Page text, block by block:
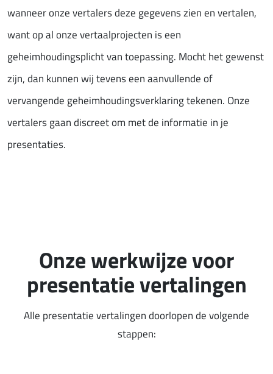
wanneer onze vertalers deze gegevens zien en vertalen,
want op al onze vertaalprojecten is een
geheimhoudingsplicht van toepassing. Mocht het gewenst
zijn, dan kunnen wij tevens een aanvullende of
vervangende geheimhoudingsverklaring tekenen. Onze
vertalers gaan discreet om met de informatie in je
presentaties.
Onze werkwijze voor
presentatie vertalingen
Alle presentatie vertalingen doorlopen de volgende
stappen: